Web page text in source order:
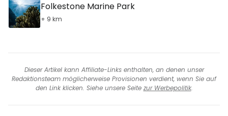
Folkestone Marine Park
+ 9 km
Dieser Artikel kann Affiliate-Links enthalten, an denen unser
Redaktionsteam möglicherweise Provisionen verdient, wenn Sie auf
den Link klicken. Siehe unsere Seite zur Werbepolitik.